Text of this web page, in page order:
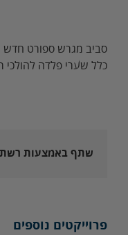
כלל שערי פלדה
שתף באמצעות
פרוייקטים נוספים